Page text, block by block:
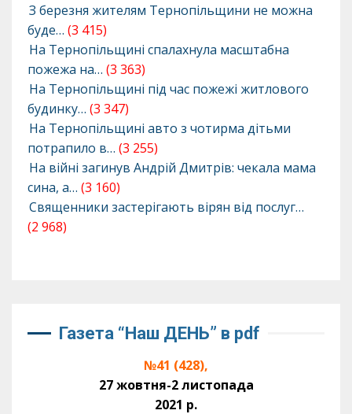
З березня жителям Тернопільщини не можна
буде… (3 415)
На Тернопільщині спалахнула масштабна
пожежа на… (3 363)
На Тернопільщині під час пожежі житлового
будинку… (3 347)
На Тернопільщині авто з чотирма дітьми
потрапило в… (3 255)
На війні загинув Андрій Дмитрів: чекала мама
сина, а… (3 160)
Священники застерігають вірян від послуг…
(2 968)
Газета “Наш ДЕНЬ” в pdf
№41 (428),
27 жовтня-2 листопада
2021 р.